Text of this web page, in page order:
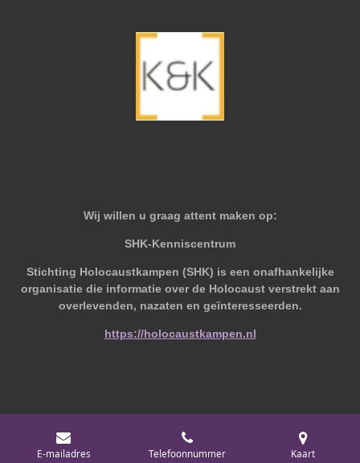
Wij willen u graag attent maken op:
SHK-Kenniscentrum
Stichting Holocaustkampen (SHK) is een onafhankelijke
organisatie die informatie over de Holocaust verstrekt aan
overlevenden, nazaten en geïnteresseerden.
https://holocaustkampen.nl
© 2019 - 2026 Behoudvanoud
Powered byJouwWeb
E-mailadres Telefoonnummer Kaart